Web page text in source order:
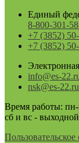
Единый
8-800-301-
+7 (3852)
+7 (3852)
info@es-
nsk@es-22.ru
Время работы:
сб и вс -